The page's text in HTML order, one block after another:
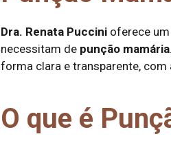
Dra. Renata Puccini oferece
necessitam de punção mamária
forma clara e transparente,
O que é